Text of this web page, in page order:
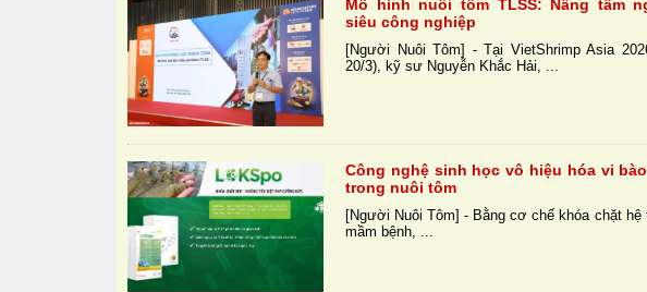
Mô hình nuôi tôm TLSS: Nâng tầm
siêu công nghiệp
[Người Nuôi Tôm] - Tại VietShrimp Asia
20/3), kỹ sư Nguyễn Khắc Hải, ...
Công nghệ sinh học vô hiệu hóa vi
trong nuôi tôm
[Người Nuôi Tôm] - Bằng cơ chế khóa chặt hệ
mầm bệnh, ...